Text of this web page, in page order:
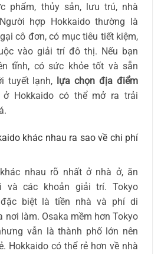
phẩm, thủy sản, lưu trú, nhà
hợp Hokkaido thường là
cô đơn, có mục tiêu tiết kiệm,
vào giải trí đô thị. Nếu bạn
tĩnh, có sức khỏe tốt và sẵn
tuyết lạnh, lựa chọn địa điểm
Hokkaido có thể mở ra trải
khác nhau ra sao về chi phí
nhau rõ nhất ở nhà ở, ăn
và các khoản giải trí. Tokyo
biệt là tiền nhà và phí di
nơi làm. Osaka mềm hơn Tokyo
vẫn là thành phố lớn nên
Hokkaido có thể rẻ hơn về nhà